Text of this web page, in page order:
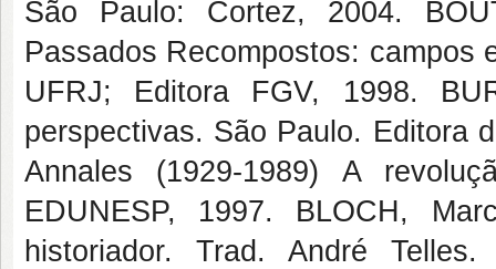
São Paulo: Cortez, 2004.
Passados Recompostos: campos
UFRJ; Editora FGV, 1998.
perspectivas. São Paulo. Editora
Annales (1929-1989) A
EDUNESP, 1997. BLOCH,
historiador. Trad. André